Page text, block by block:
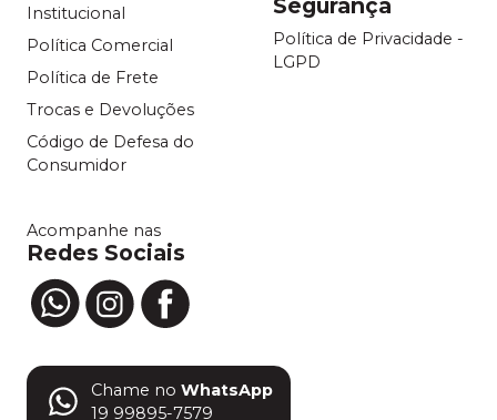
Institucional
Política Comercial
Política de Frete
Trocas e Devoluções
Código de Defesa do
Consumidor
Segurança
Política de Privacidade -
LGPD
Acompanhe nas
Redes Sociais
Chame no WhatsApp
19 99895-7579